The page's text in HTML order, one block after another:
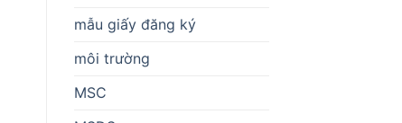
mẫu giấy đăng ký
môi trường
MSC